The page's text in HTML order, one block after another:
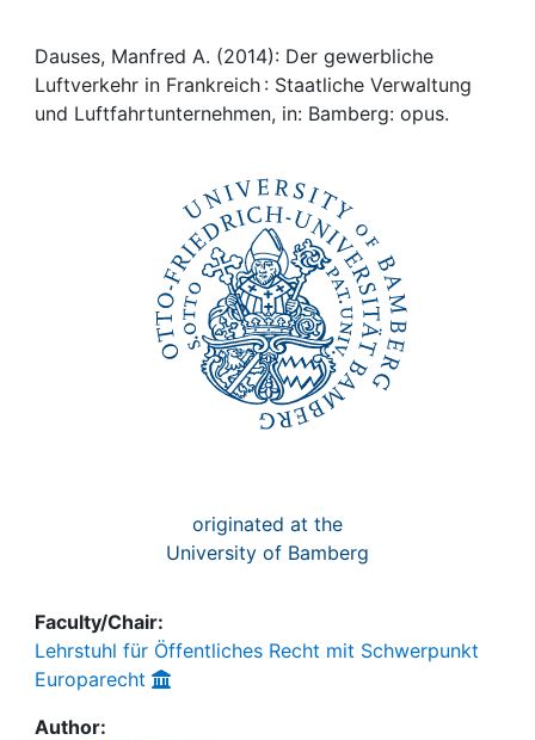
Awards
My FIS
Dauses, Manfred A. (2014): Der gewerbliche
Luftverkehr in Frankreich : Staatliche Verwaltung
und Luftfahrtunternehmen, in: Bamberg: opus.
originated at the
University of Bamberg
Faculty/Chair:
Lehrstuhl für Öffentliches Recht mit Schwerpunkt
Europarecht
Author: